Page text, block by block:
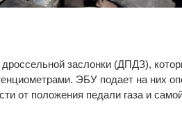
заслонки (ДПДЗ),
ЭБУ подает на них
от положения педали газа и